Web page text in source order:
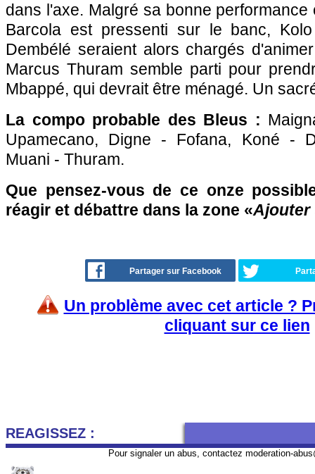
dans l'axe. Malgré sa bonne performance
Barcola est pressenti sur le banc,
Dembélé seraient alors chargés
Marcus Thuram semble parti pour
Mbappé, qui devrait être ménagé. Un
La compo probable des Bleus :
Upamecano, Digne - Fofana, Koné -
Muani - Thuram.
Que pensez-vous de ce onze
réagir et débattre dans la zone «Ajouter
Partager sur Facebook
Un problème avec cet article ?
cliquant sur ce lien
REAGISSEZ :
Pour signaler un abus, contactez moderation-